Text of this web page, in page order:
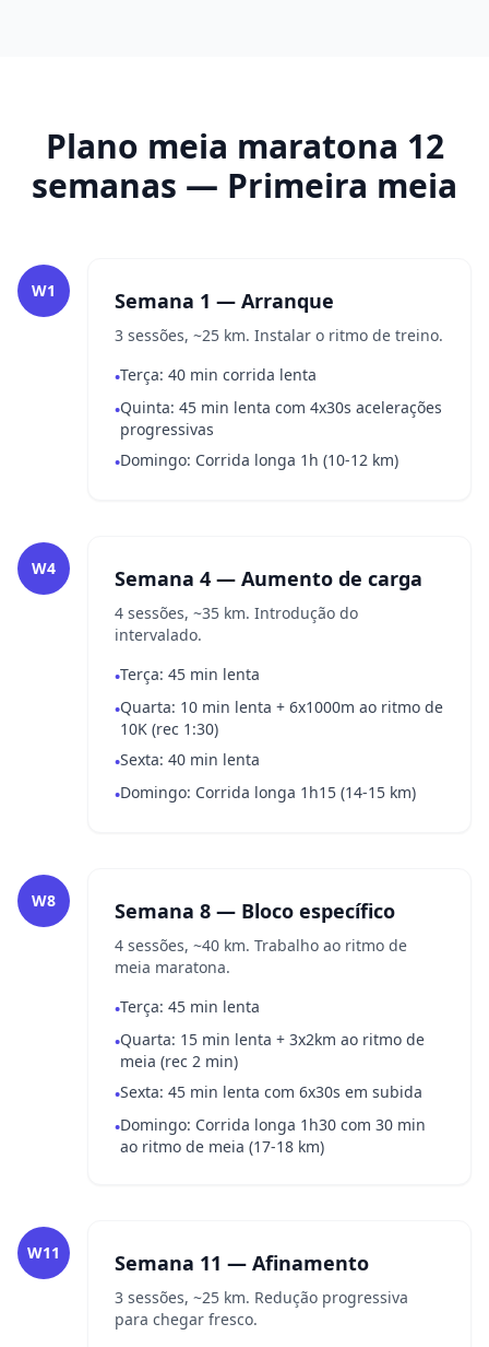
Plano meia maratona 12
semanas — Primeira meia
W1 Semana 1 — Arranque
3 sessões, ~25 km. Instalar o ritmo de treino.
•Terça: 40 min corrida lenta
•Quinta: 45 min lenta com 4x30s acelerações
progressivas
•Domingo: Corrida longa 1h (10-12 km)
W4 Semana 4 — Aumento de carga
4 sessões, ~35 km. Introdução do
intervalado.
•Terça: 45 min lenta
•Quarta: 10 min lenta + 6x1000m ao ritmo de
10K (rec 1:30)
•Sexta: 40 min lenta
•Domingo: Corrida longa 1h15 (14-15 km)
W8 Semana 8 — Bloco específico
4 sessões, ~40 km. Trabalho ao ritmo de
meia maratona.
•Terça: 45 min lenta
•Quarta: 15 min lenta + 3x2km ao ritmo de
meia (rec 2 min)
•Sexta: 45 min lenta com 6x30s em subida
•Domingo: Corrida longa 1h30 com 30 min
ao ritmo de meia (17-18 km)
W11 Semana 11 — Afinamento
3 sessões, ~25 km. Redução progressiva
para chegar fresco.